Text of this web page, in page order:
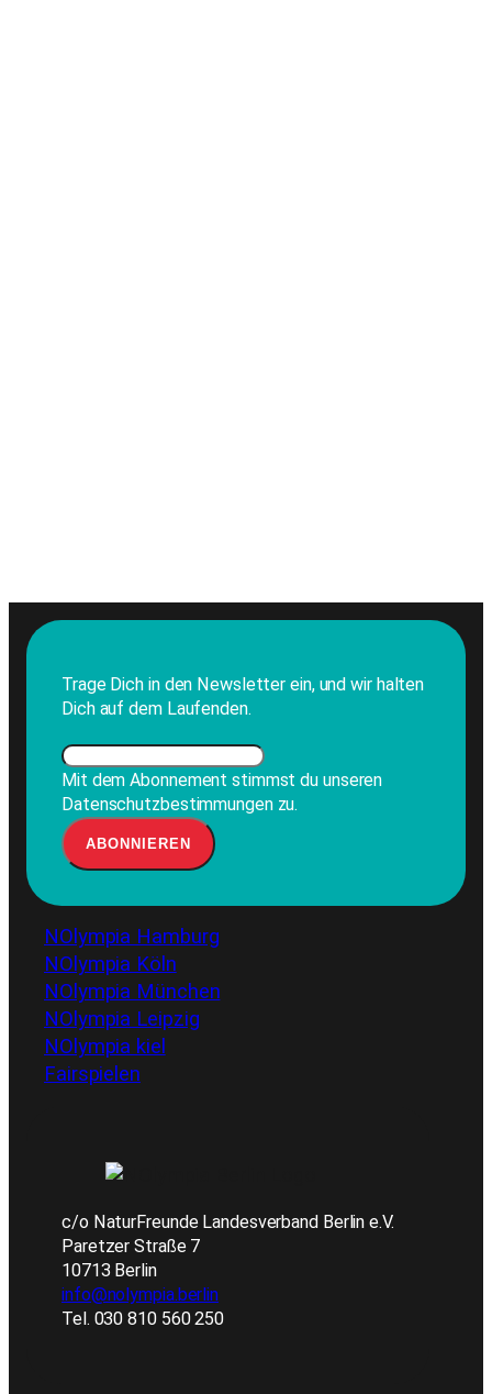
Trage Dich in den Newsletter ein, und wir halten
Dich auf dem Laufenden.
Mit dem Abonnement stimmst du unseren
Datenschutzbestimmungen zu.
NOlympia Hamburg
NOlympia Köln
NOlympia München
NOlympia Leipzig
NOlympia kiel
Fairspielen
c/o NaturFreunde Landesverband Berlin e.V.
Paretzer Straße 7
10713 Berlin
info@nolympia.berlin
Tel. 030 810 560 250